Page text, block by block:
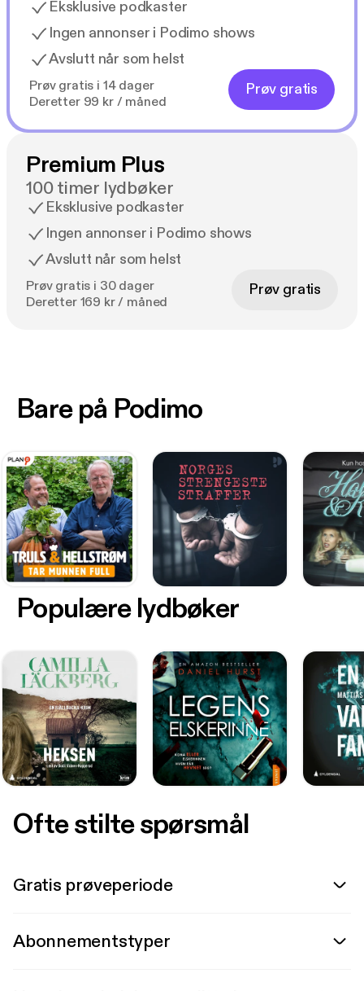
Eksklusive podkaster
Ingen annonser i Podimo shows
Avslutt når som helst
Prøv gratis i 14 dager
Deretter 99 kr / måned
Prøv gratis
Premium Plus
100 timer lydbøker
Eksklusive podkaster
Ingen annonser i Podimo shows
Avslutt når som helst
Prøv gratis i 30 dager
Deretter 169 kr / måned
Prøv gratis
Bare på Podimo
Populære lydbøker
Ofte stilte spørsmål
Gratis prøveperiode
Abonnementstyper